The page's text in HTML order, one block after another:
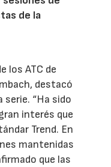
de la
los ATC de
destacó
serie. “Ha sido
interés que
Trend. En
mantenidas
que las